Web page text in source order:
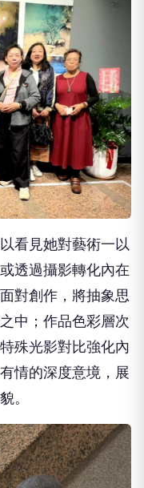
看見她對藝術一以
透過攝影轉化內在
對創作，將抽象思
中；作品色彩層次
殊光影對比強化內
情的深度意境，展
。